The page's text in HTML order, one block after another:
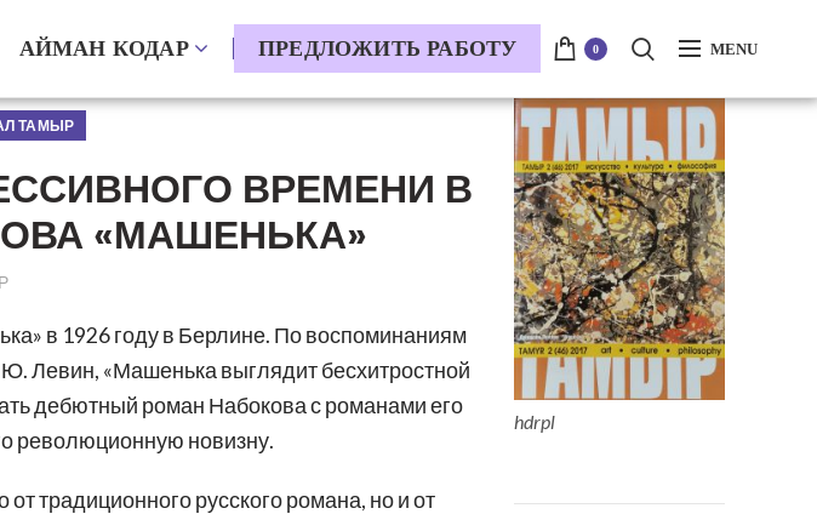
АЙМАН КОДАР ПРЕДЛОЖИТЬ РАБОТУ 0 MENU
ТАМЫР
ВРЕМЕНИ В
«МАШЕНЬКА»
в 1926 году в Берлине. По воспоминаниям
Левин, «Машенька выглядит бесхитростной
дебютный роман Набокова с романами его
революционную новизну.
традиционного русского романа, но и от
hdrpl